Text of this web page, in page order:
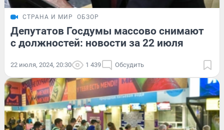
СТРАНА И МИР ОБЗОР
Депутатов Госдумы массово снимают
с должностей: новости за 22 июля
22 июля, 2024, 20:30 1 439 Обсудить